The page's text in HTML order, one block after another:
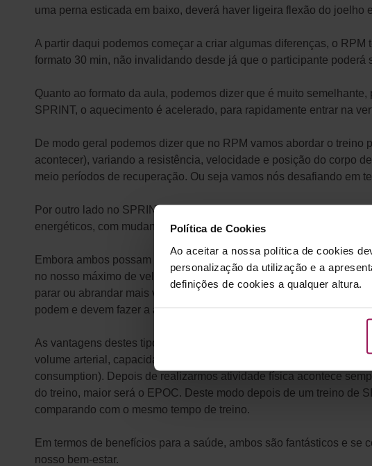
Política de Cookies
Ao aceitar a nossa política de cookies
personalização da utilização e a
definições de cookies a qualquer altura.
uma perna esticada em baixo, deverá haver ligeira flexão do
A partir daqui podemos começar a criar algumas diferenças, o
formato 30 min, não invalidando desde já que o participante
Quanto ao formato da aula, podemos dizer que é muito
SPRINT, o aquecimento é acelerado, para rapidamente entrar na
De modo geral podemos dizer que no RPM vamos abordar o
acontecer), variando a resistência, velocidade e posição do corpo
meio períodos de recuperação. Ou seja vamos nós desafiando em
Por outro lado no SPRINT vamos encarar o treino, como um “treino”
energéticos, com mudanças de velocidade, carga e posição.
Embora ambos possam parecer iguais, no SPRINT há uma
no nosso máximo de velocidade, força ou potência, levando-nos
parar ou abrandar mais vezes, não há problema, porque estamos
podem e devem fazer a aula.
As vantagens destes tipos de treino prendem-se com a melhoria
volume arterial, capacidade aeróbia, melhoria da função cardíaca
consumption). Depois de realizarmos atividade física acontece
do treino, maior será o EPOC. Deste modo depois de um treino de
comparando com o mesmo tempo de treino.
Em termos de benefícios para a saúde, ambos são fantásticos e
nosso bem-estar.